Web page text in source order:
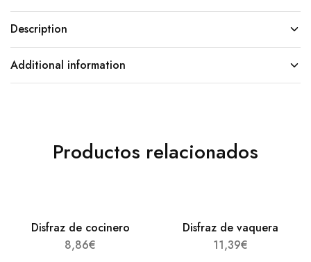
Description
Additional information
Productos relacionados
Disfraz de cocinero
8,86€
Disfraz de vaquera
11,39€